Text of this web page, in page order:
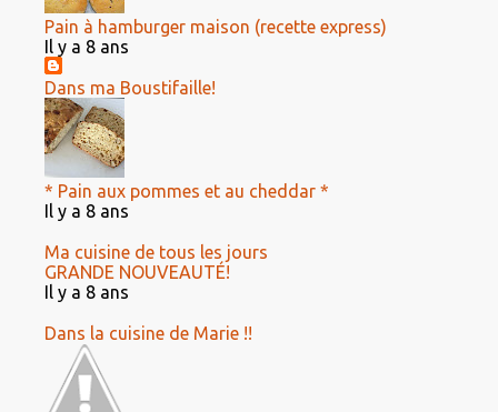
Pain à hamburger maison (recette express)
Il y a 8 ans
Dans ma Boustifaille!
* Pain aux pommes et au cheddar *
Il y a 8 ans
Ma cuisine de tous les jours
GRANDE NOUVEAUTÉ!
Il y a 8 ans
Dans la cuisine de Marie !!